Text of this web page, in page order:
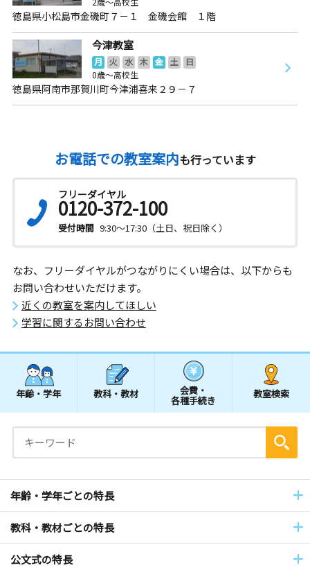
徳島県小松島市金磯町７－１ 金磯会館 １階
今津教室
月 火 水 木 金 土
日
0歳～高校生
徳島県阿南市那賀川町今津浦喜来２９－７
お電話での教室案内も行っています
フリーダイヤル
0120-372-100
受付時間 9:30～17:30（土日、祝日除く）
なお、フリーダイヤルがつながりにくい場合は、以下からも
お問い合わせいただけます。
近くの教室を案内してほしい
学習に関するお問い合わせ
年齢・学年 教科・教材 会費・
各種手続き
教室検索
年齢・学年ごとの特長
教科・教材ごとの特長
公文式の特長